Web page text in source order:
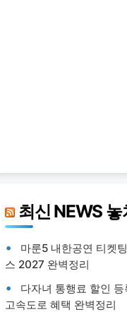
최신 NEWS
마룬5 내한공연 티켓
스 2027 완벽정리
다자녀 통행료 할인
고속도로 혜택 완벽정리